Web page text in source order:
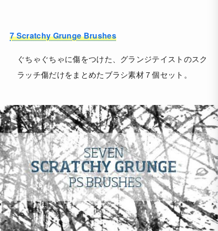
7 Scratchy Grunge Brushes
ぐちゃぐちゃに傷をつけた、グランジテイストのスク
ラッチ傷だけをまとめたブラシ素材７個セット。